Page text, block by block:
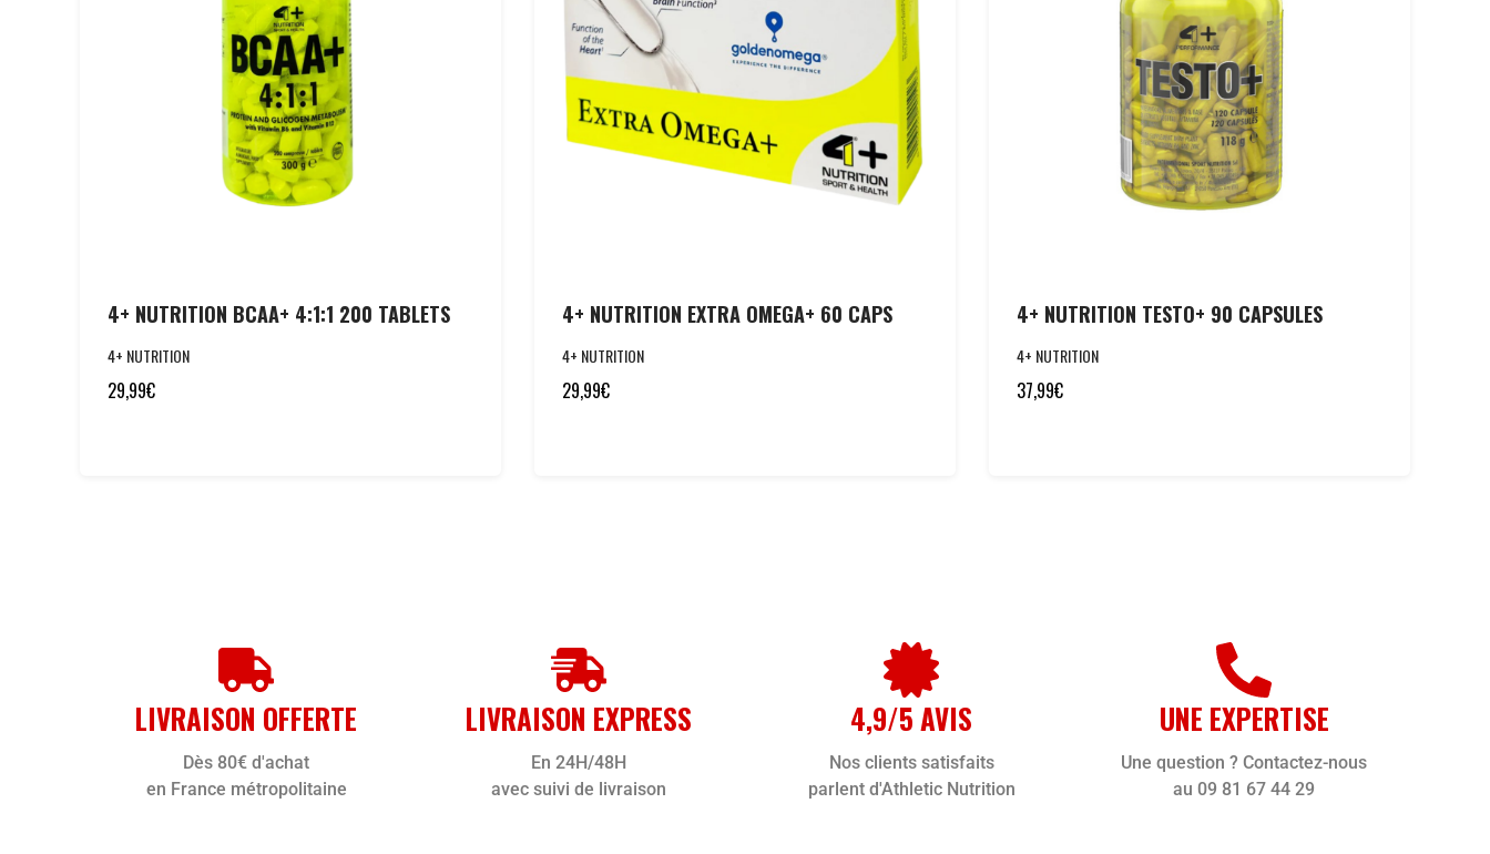
4+ NUTRITION BCAA+ 4:1:1 200 TABLETS
4+ NUTRITION
29,99€
4+ NUTRITION EXTRA OMEGA+ 60 CAPS
4+ NUTRITION
29,99€
4+ NUTRITION TESTO+ 90 CAPSULES
4+ NUTRITION
37,99€
LIVRAISON OFFERTE
Dès 80€ d'achat
en France métropolitaine
LIVRAISON EXPRESS
En 24H/48H
avec suivi de livraison
4,9/5 AVIS
Nos clients satisfaits
parlent d'Athletic Nutrition
UNE EXPERTISE
Une question ? Contactez-nous
au 09 81 67 44 29